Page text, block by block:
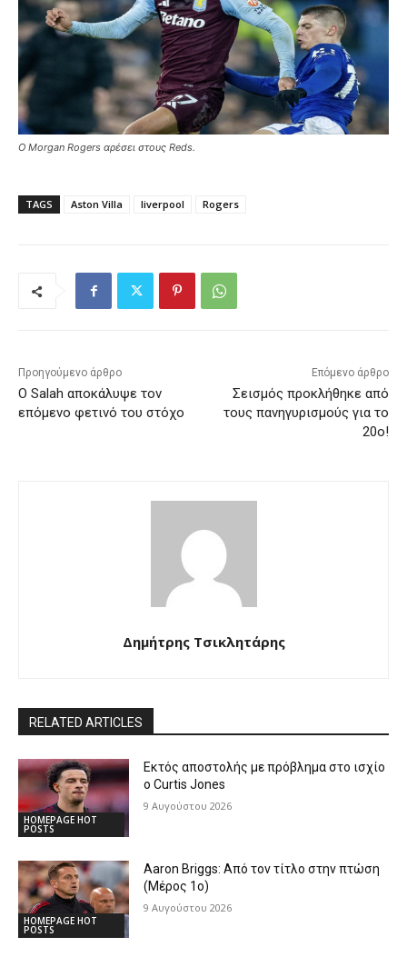
Ο Morgan Rogers αρέσει στους Reds.
TAGS Aston Villa liverpool Rogers
Προηγούμενο άρθρο
Ο Salah αποκάλυψε τον
επόμενο φετινό του στόχο
Επόμενο άρθρο
Σεισμός προκλήθηκε από
τους πανηγυρισμούς για το
20ο!
Δημήτρης Τσικλητάρης
RELATED ARTICLES
HOMEPAGE HOT
POSTS
Εκτός αποστολής με πρόβλημα στο ισχίο
ο Curtis Jones
9 Αυγούστου 2026
HOMEPAGE HOT
POSTS
Aaron Briggs: Από τον τίτλο στην πτώση
(Μέρος 1ο)
9 Αυγούστου 2026